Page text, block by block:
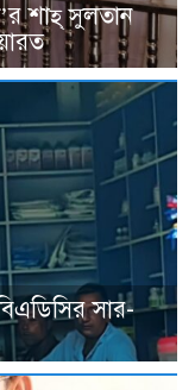
শাহ্ সুলতান
সার-